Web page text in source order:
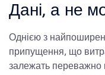
Дані, а не
Однією з
припущення, що
залежать переважно